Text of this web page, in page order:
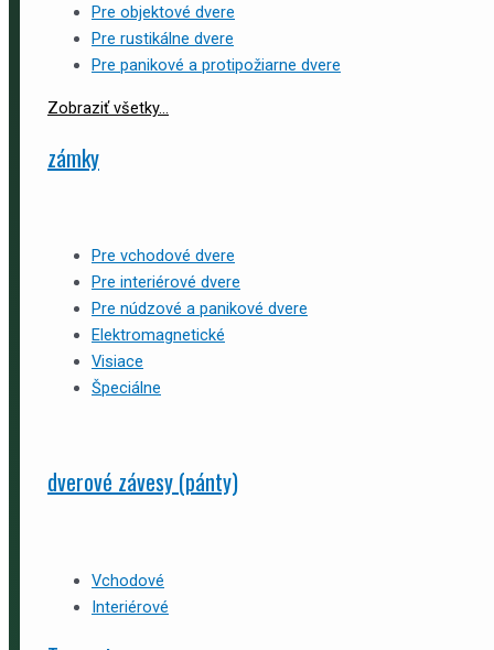
Pre objektové dvere
Pre rustikálne dvere
Pre panikové a protipožiarne dvere
Zobraziť všetky...
zámky
Pre vchodové dvere
Pre interiérové dvere
Pre núdzové a panikové dvere
Elektromagnetické
Visiace
Špeciálne
dverové závesy (pánty)
Vchodové
Interiérové